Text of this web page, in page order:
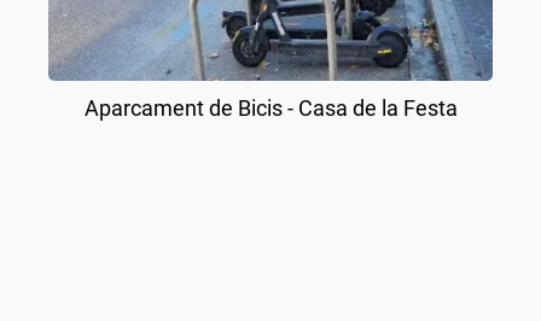
Aparcament de Bicis - Casa de la Festa